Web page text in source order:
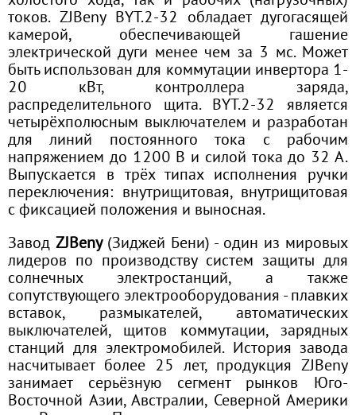
токов. ZJBeny BYT.2-32 обладает дугогасящей
камерой, обеспечивающей гашение
электрической дуги менее чем за 3 мс. Может
быть использован для коммутации инвертора 1-
20 кВт, контроллера заряда,
распределительного щита. BYT.2-32 является
четырёхполюсным выключателем и разработан
для линий постоянного тока с рабочим
напряжением до 1200 В и силой тока до 32 А.
Выпускается в трёх типах исполнения ручки
переключения: внутрищитовая, внутрищитовая
с фиксацией положения и выносная.
Завод ZJBeny (Зиджей Бени) - один из мировых
лидеров по производству систем защиты для
солнечных электростанций, а также
сопутствующего электрооборудования - плавких
вставок, размыкателей, автоматических
выключателей, щитов коммутации, зарядных
станций для электромобилей. История завода
насчитывает более 25 лет, продукция ZJBeny
занимает серьёзную сегмент рынков Юго-
Восточной Азии, Австралии, Северной Америки